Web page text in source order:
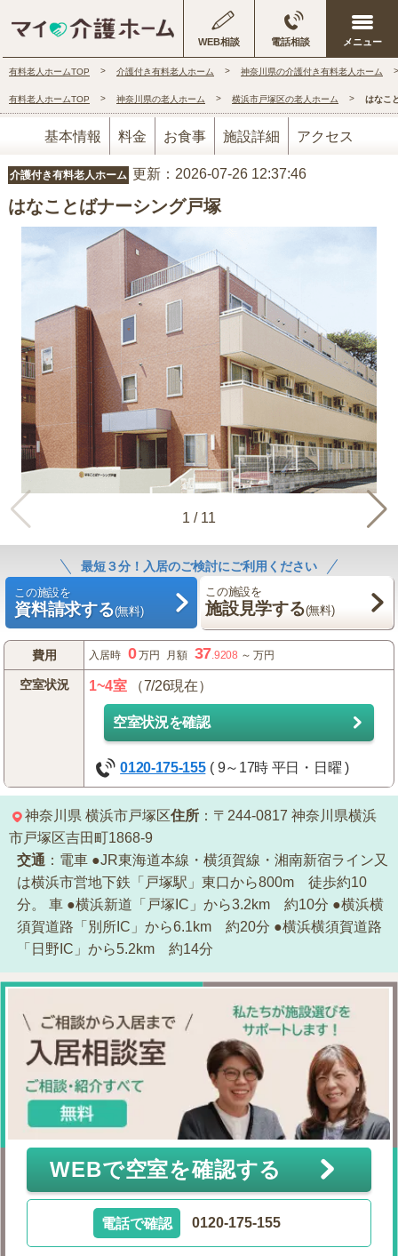
WEB相談 電話相談
有料老人ホームTOP 介護付き有料老人ホーム 神奈川県の介護付き有料老人ホーム
有料老人ホームTOP 神奈川県の老人ホーム 横浜市戸塚区の老人ホーム はなこ
基本情報 料金 お食事 施設詳細 アクセス
介護付き有料老人ホーム 更新：2026-07-26 12:37:46
はなことばナーシング戸塚
1 / 11
最短３分！入居のご検討にご利用ください
この施設を
資料請求する(無料)
この施設を
施設見学する(無料)
費用 入居時 0万円 月額 37.9208 ～万円
空室状況 1~4室（7/26現在）
空室状況を確認
0120-175-155 ( 9～17時 平日・日曜 )
神奈川県 横浜市戸塚区住所 ：〒244-0817 神奈川県横浜
市戸塚区吉田町1868-9
交通 ：電車●JR東海道本線・横須賀線・湘南新宿ライン又
は横浜市営地下鉄「戸塚駅」東口から800m 徒歩約10
分。
車●横浜新道「戸塚IC」から3.2km 約10分 ●横浜横
須賀道路「別所IC」から6.1km 約20分 ●横浜横須賀道路
「日野IC」から5.2km 約14分
WEBで空室を確認する
電話で確認 0120-175-155